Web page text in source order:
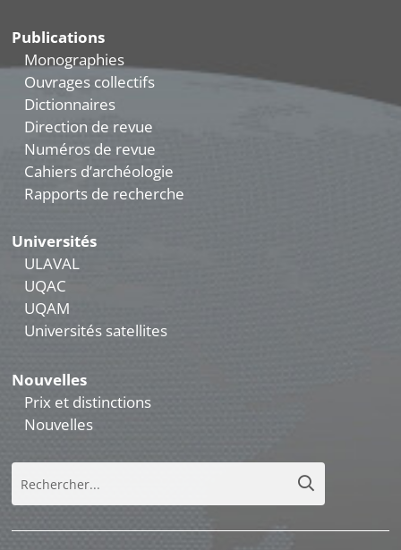
Publications
Monographies
Ouvrages collectifs
Dictionnaires
Direction de revue
Numéros de revue
Cahiers d’archéologie
Rapports de recherche
Universités
ULAVAL
UQAC
UQAM
Universités satellites
Nouvelles
Prix et distinctions
Nouvelles